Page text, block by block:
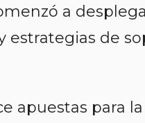
a
estrategias de
apuestas para